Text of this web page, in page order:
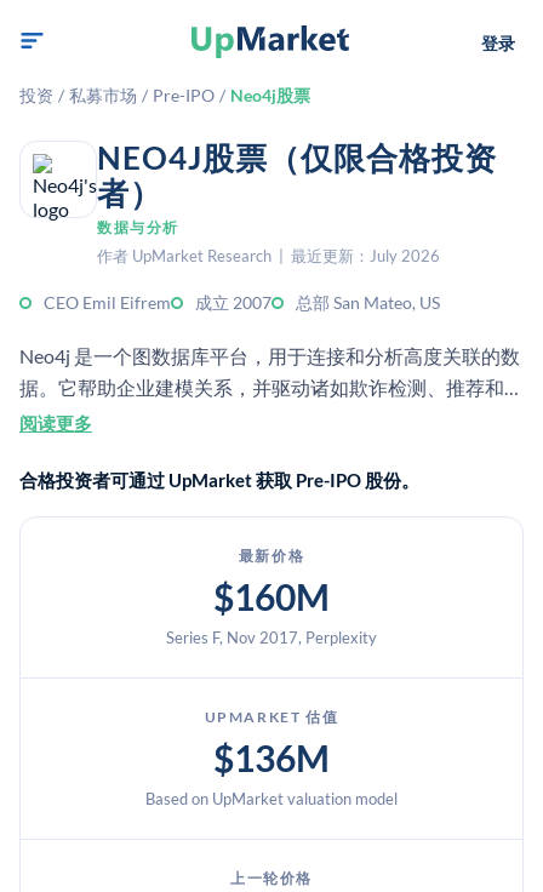
登录
投资 / 私募市场 / Pre-IPO / Neo4j股票
NEO4J股票（仅限合格投资
者）
数据与分析
作者 UpMarket Research | 最近更新：July 2026
CEO Emil Eifrem 成立 2007 总部 San Mateo, US
Neo4j 是一个图数据库平台，用于连接和分析高度关联的数
据。它帮助企业建模关系，并驱动诸如欺诈检测、推荐和网
络分析等应用。
阅读更多
合格投资者可通过 UpMarket 获取 Pre-IPO 股份。
最新价格
$160M
Series F, Nov 2017, Perplexity
UPMARKET 估值
$136M
Based on UpMarket valuation model
上一轮价格